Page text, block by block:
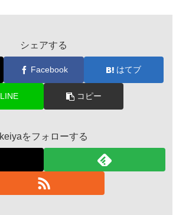
シェアする
Facebook はてブ
LINE コピー
keiyaをフォローする